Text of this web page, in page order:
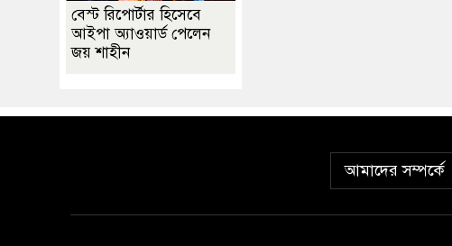
বেস্ট রিপোর্টার হিসেবে
আইপা অ্যাওয়ার্ড পেলেন
জয় শাহীন
আমাদের সম্পর্কে